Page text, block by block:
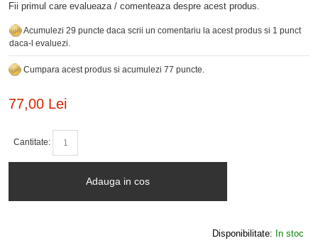
Fii primul care evalueaza / comenteaza despre acest produs.
Acumulezi 29 puncte daca scrii un comentariu la acest produs si 1 punct
daca-l evaluezi.
Cumpara acest produs si acumulezi 77 puncte.
77,00 Lei
Cantitate:
Adauga in cos
Disponibilitate: In stoc